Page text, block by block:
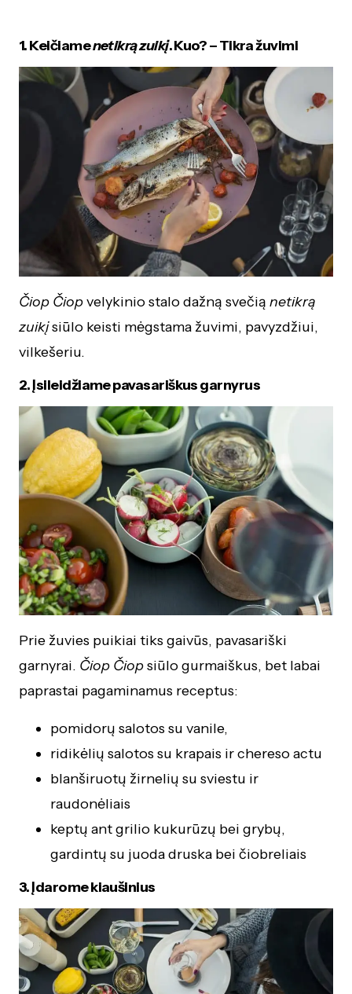
1. Keičiamenetikrą zuikį. Kuo? – Tikra žuvimi
Čiop Čiopvelykinio stalo dažną svečią netikrą
zuikįsiūlo keisti mėgstama žuvimi, pavyzdžiui,
vilkešeriu.
2. Įsileidžiame pavasariškus garnyrus
Prie žuvies puikiai tiks gaivūs, pavasariški
garnyrai. Čiop Čiopsiūlo gurmaiškus, bet labai
paprastai pagaminamus receptus:
pomidorų salotos su vanile,
ridikėlių salotos su krapais ir chereso actu
blanširuotų žirnelių su sviestu ir
raudonėliais
keptų ant grilio kukurūzų bei grybų,
gardintų su juoda druska bei čiobreliais
3. Įdarome kiaušinius